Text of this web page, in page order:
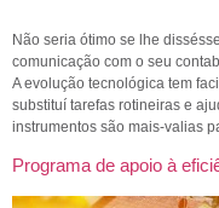
Não seria ótimo se lhe
comunicação com o seu
A evolução tecnológica tem
substituí tarefas rotineiras e
instrumentos são mais-valias
Programa de apoio à